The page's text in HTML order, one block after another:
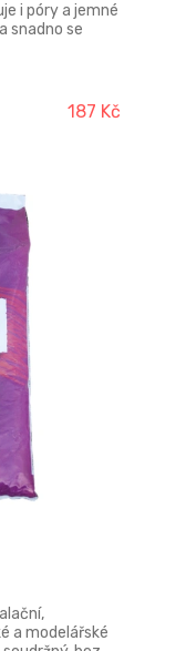
i póry a jemné
snadno se
187 Kč
a modelářské